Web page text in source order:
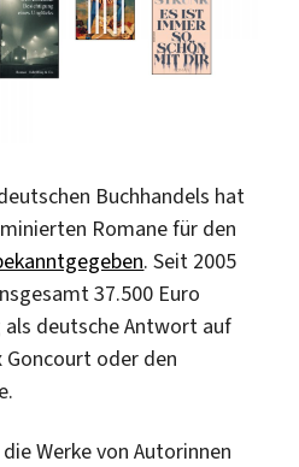
Buchhandels hat
Romane für den
. Seit 2005
37.500 Euro
deutsche Antwort auf
Goncourt oder den
Werke von Autorinnen